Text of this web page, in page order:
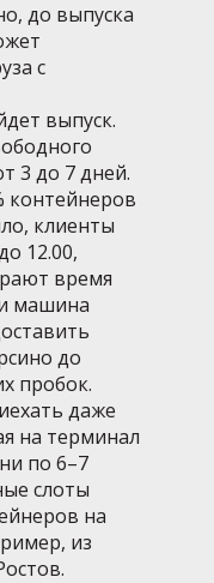
до выпуска
с
выпуск.
3 до 7 дней.
контейнеров
клиенты
12.00,
время
машина
до
пробок.
даже
на терминал
по 6–7
слоты
на
из